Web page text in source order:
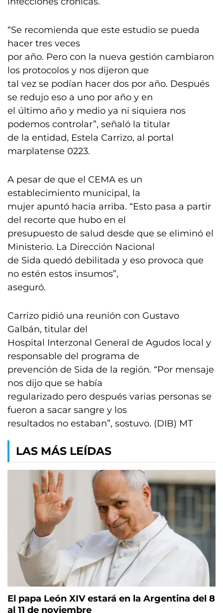
“Se recomienda que este estudio se pueda
hacer tres veces
por año. Pero con la nueva gestión cambiaron
los protocolos y nos dijeron que
tal vez se podían hacer dos por año. Después
se redujo eso a uno por año y en
el último año y medio ya ni siquiera nos
podemos controlar”, señaló la titular
de la entidad, Estela Carrizo, al portal
marplatense 0223.
A pesar de que el CEMA es un
establecimiento municipal, la
mujer apuntó hacia arriba. “Esto pasa a partir
del recorte que hubo en el
presupuesto de salud desde que se eliminó el
Ministerio. La Dirección Nacional
de Sida quedó debilitada y eso provoca que
no estén estos insumos”,
aseguró.
Carrizo pidió una reunión con Gustavo
Galbán, titular del
Hospital Interzonal General de Agudos local y
responsable del programa de
prevención de Sida de la región. “Por mensaje
nos dijo que se había
regularizado pero después varias personas se
fueron a sacar sangre y los
resultados no estaban”, sostuvo. (DIB) MT
LAS MÁS LEÍDAS
El papa León XIV estará en la Argentina del 8
al 11 de noviembre